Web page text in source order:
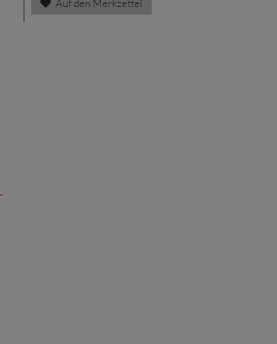
Auf den Merkzettel